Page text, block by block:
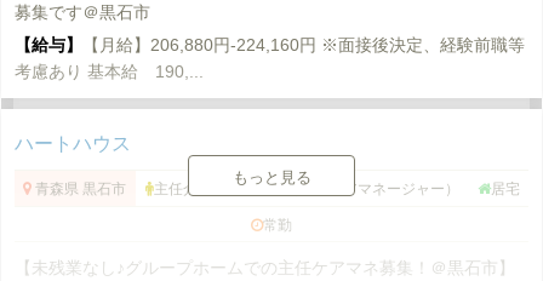
募集です＠黒石市
【給与】
【月給】206,880円-224,160円 ※面接後決定、経験前職等
考慮あり 基本給 190,...
ハートハウス
青森県 黒石市 主任介護支援専門員（主任ケアマネージャー） 居宅
常勤
【未残業なし♪グループホームでの主任ケアマネ募集！＠黒石市】
もっと見る